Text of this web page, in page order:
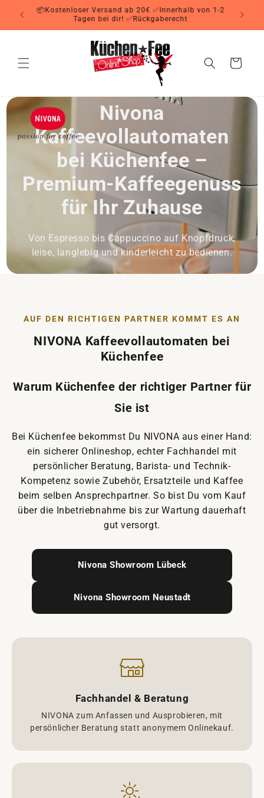
zum
Warenkorb
Nivona
Kaffeevollautomaten
bei Küchenfee –
Premium-Kaffeegenuss
für Ihr Zuhause
Von Espresso bis Cappuccino auf Knopfdruck,
leise, langlebig und kinderleicht zu bedienen.
AUF DEN RICHTIGEN PARTNER KOMMT ES AN
NIVONA Kaffeevollautomaten bei
Küchenfee
Warum Küchenfee der richtiger Partner für
Sie ist
Bei Küchenfee bekommst Du NIVONA aus einer Hand:
ein sicherer Onlineshop, echter Fachhandel mit
persönlicher Beratung, Barista- und Technik-
Kompetenz sowie Zubehör, Ersatzteile und Kaffee
beim selben Ansprechpartner. So bist Du vom Kauf
über die Inbetriebnahme bis zur Wartung dauerhaft
gut versorgt.
Nivona Showroom Lübeck
Nivona Showroom Neustadt
Fachhandel & Beratung
NIVONA zum Anfassen und Ausprobieren, mit
persönlicher Beratung statt anonymem Onlinekauf.